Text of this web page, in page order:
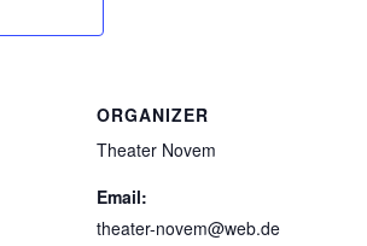
ORGANIZER
Theater Novem
Email:
theater-novem@web.de